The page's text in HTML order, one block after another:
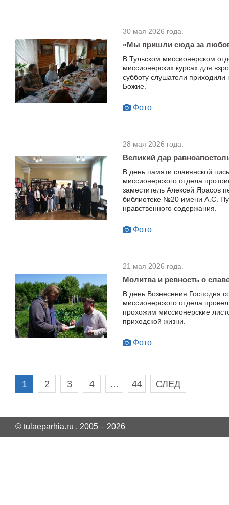
30 мая 2026 года.
«Мы пришли сюда за
В Тульском миссионерском
миссионерских курсах для
субботу слушатели приходили
Божие.
Фото
28 мая 2026 года.
Великий дар
В день памяти славянской
миссионерского отдела
заместитель Алексей Ярасов
библиотеке №20 имени А.С.
нравственного содержания.
Фото
21 мая 2026 года.
Молитва и ревность о
В день Вознесения Господня
миссионерского отдела
прохожим миссионерские
приходской жизни.
Фото
1 2 3 4 … 44 СЛЕД
© tulaeparhia.ru , 2005 – 2026